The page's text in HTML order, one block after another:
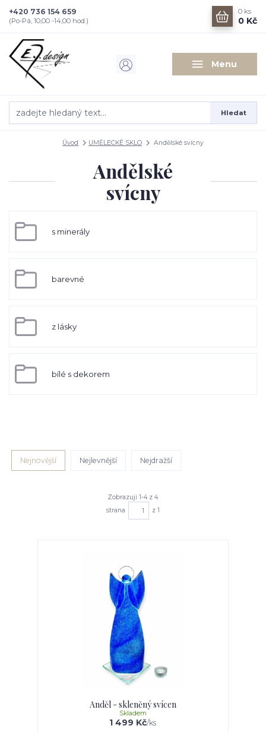
Menu
Hledat
+420 736 154 659
(Po-Pá, 10,00 -14,00 hod.)
0 ks
0 Kč
Úvod UMĚLECKÉ SKLO Andělské svícny
Andělské
svícny
s minerály
barevné
z lásky
bílé s dekorem
Nejnovější Nejlevnější Nejdražší
Zobrazuji 1-4 z 4
strana
z 1
Anděl - skleněný svícen
1 499 Kč/ks
Skladem